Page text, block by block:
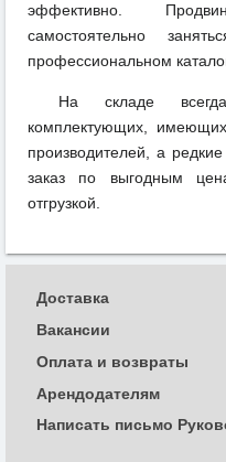
эффективно.
самостоятельно
профессиональном
На складе
комплектующих,
производителей, а
заказ по выгодным
отгрузкой.
Доставка
Вакансии
Оплата и возвраты
Арендодателям
Написать письмо